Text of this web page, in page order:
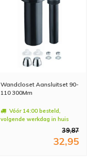
Wandcloset Aansluitset 90-
110 300Mm
Vóór 14:00 besteld,
volgende werkdag in huis
39,87
32,95